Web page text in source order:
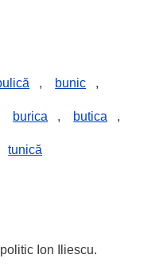
, bunic ,
burica , butica ,
tunică
politic Ion Iliescu.